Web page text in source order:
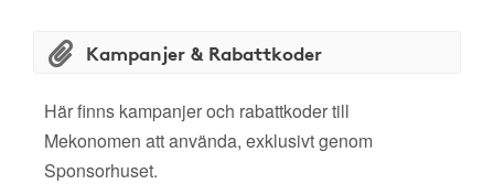
Kampanjer & Rabattkoder
Här finns kampanjer och rabattkoder till
Mekonomen att använda, exklusivt genom
Sponsorhuset.